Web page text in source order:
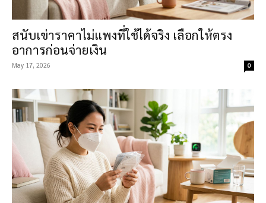
สนับเข่าราคาไม่แพงที่ใช้ได้จริง เลือกให้ตรง
อาการก่อนจ่ายเงิน
May 17, 2026 0